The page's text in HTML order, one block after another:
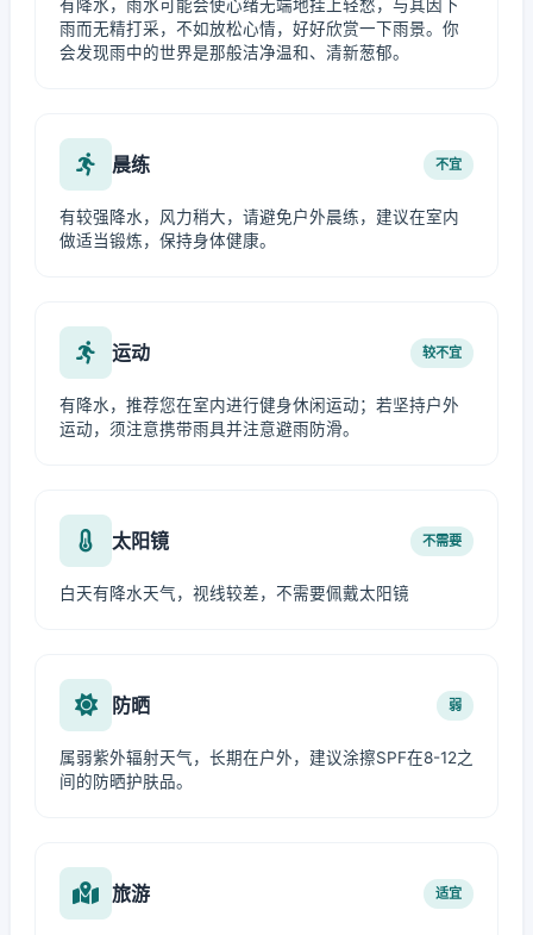
有降水，雨水可能会使心绪无端地挂上轻愁，与其因下
雨而无精打采，不如放松心情，好好欣赏一下雨景。你
会发现雨中的世界是那般洁净温和、清新葱郁。
晨练 不宜
有较强降水，风力稍大，请避免户外晨练，建议在室内
做适当锻炼，保持身体健康。
运动 较不宜
有降水，推荐您在室内进行健身休闲运动；若坚持户外
运动，须注意携带雨具并注意避雨防滑。
太阳镜 不需要
白天有降水天气，视线较差，不需要佩戴太阳镜
防晒 弱
属弱紫外辐射天气，长期在户外，建议涂擦SPF在8-12之
间的防晒护肤品。
旅游 适宜